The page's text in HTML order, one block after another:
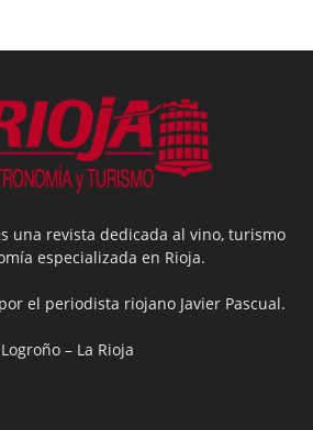
una revista dedicada al vino, turismo
especializada en Rioja.
el periodista riojano Javier Pascual.
Logroño – La Rioja